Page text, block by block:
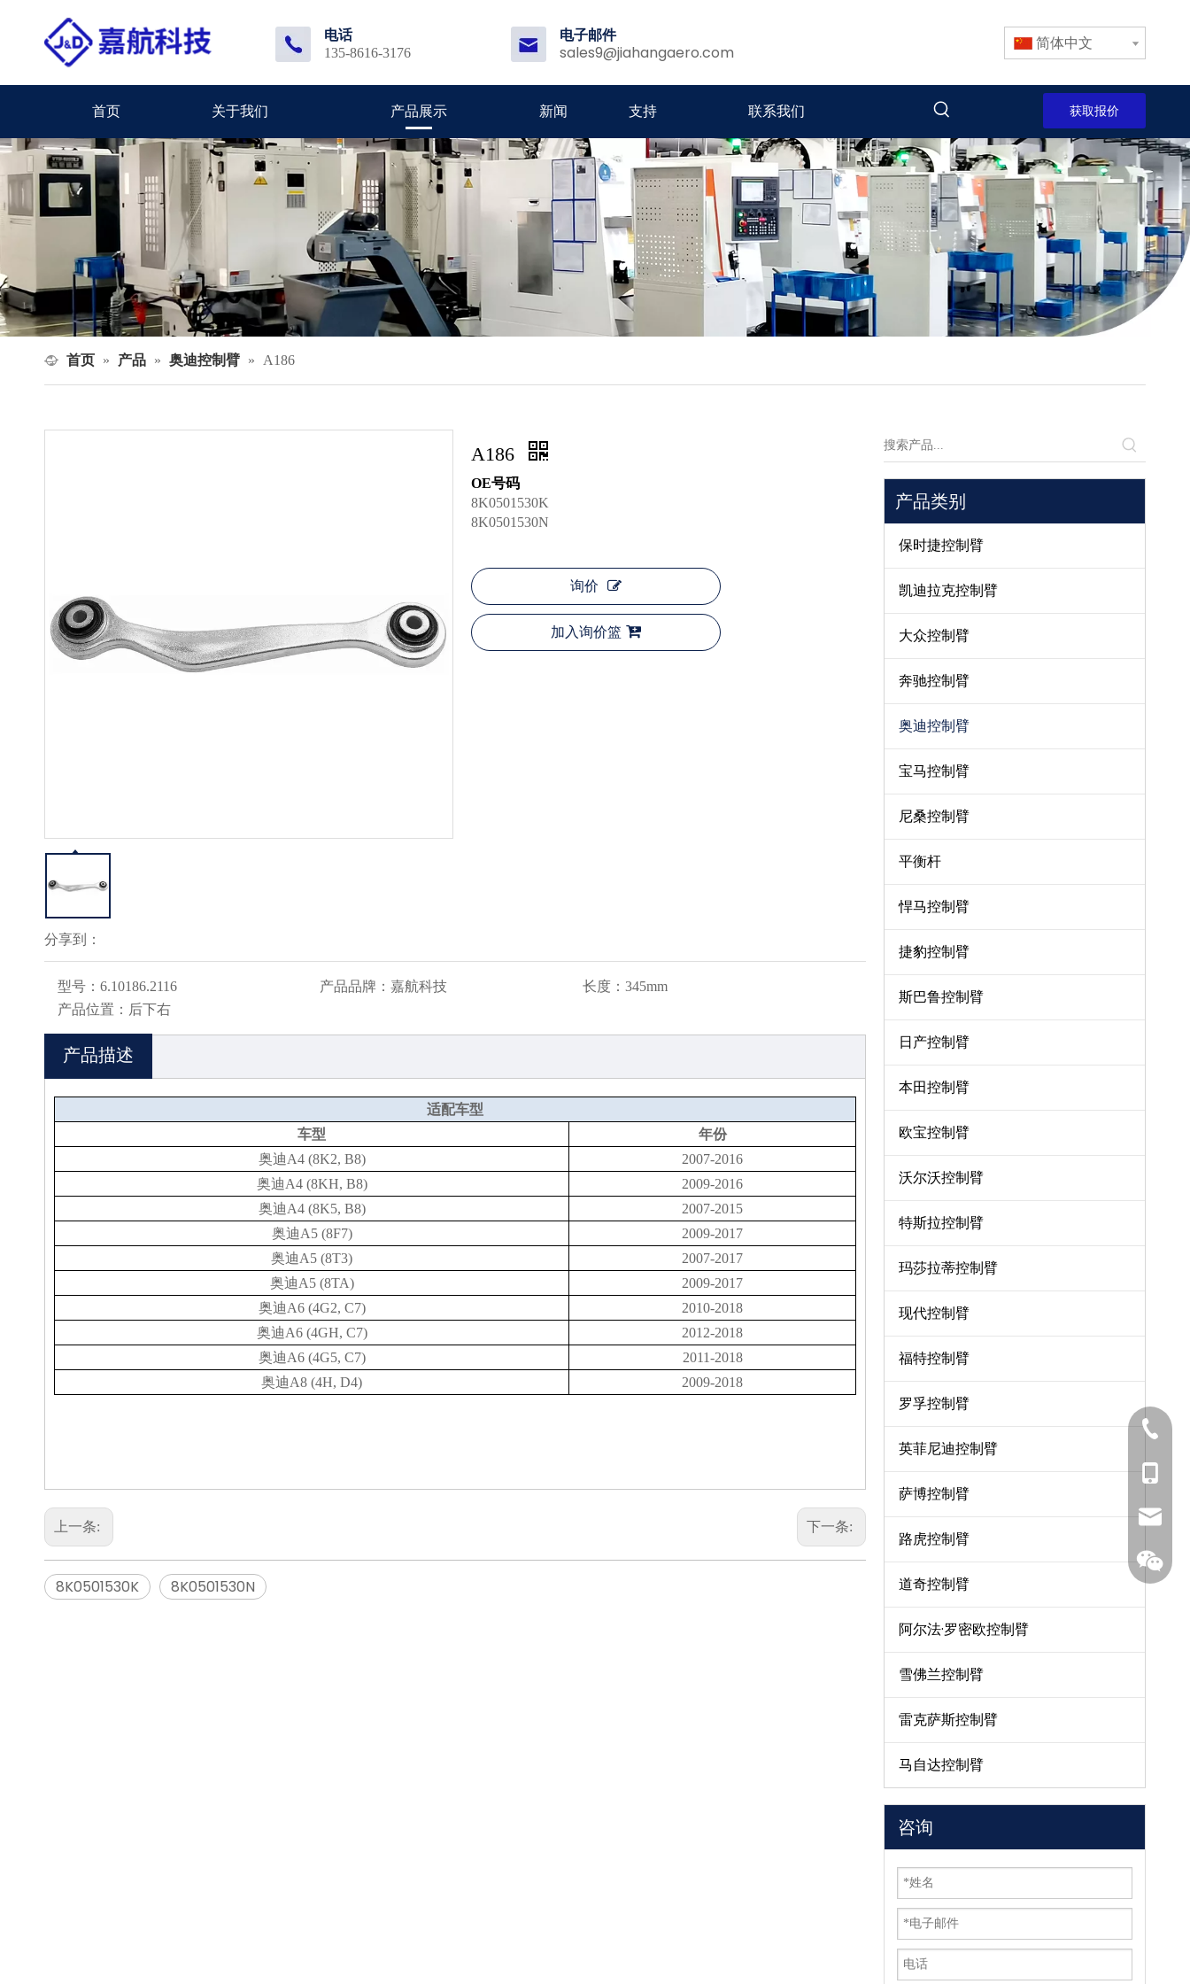
电话
135-8616-3176
电子邮件
sales9@jiahangaero.com 简体中文
首页 关于我们 产品展示 新闻 支持 联系我们 获取报价
首页 » 产品 » 奥迪控制臂 » A186
分享到：
A186
OE号码
8K0501530K
8K0501530N
询价
加入询价篮
型号： 6.10186.2116 产品品牌：嘉航科技 长度： 345mm
产品位置： 后下右
产品描述
适配车型
车型
年份
奥迪A4 (8K2, B8)
2007-2016
奥迪A4 (8KH, B8)
2009-2016
奥迪A4 (8K5, B8)
2007-2015
奥迪A5 (8F7)
2009-2017
奥迪A5 (8T3)
2007-2017
奥迪A5 (8TA)
2009-2017
奥迪A6 (4G2, C7)
2010-2018
奥迪A6 (4GH, C7)
2012-2018
奥迪A6 (4G5, C7)
2011-2018
奥迪A8 (4H, D4)
2009-2018
上一条: 下一条:
8K0501530K 8K0501530N
产品类别
保时捷控制臂
凯迪拉克控制臂
大众控制臂
奔驰控制臂
奥迪控制臂
宝马控制臂
尼桑控制臂
平衡杆
悍马控制臂
捷豹控制臂
斯巴鲁控制臂
日产控制臂
本田控制臂
欧宝控制臂
沃尔沃控制臂
特斯拉控制臂
玛莎拉蒂控制臂
现代控制臂
福特控制臂
罗孚控制臂
英菲尼迪控制臂
萨博控制臂
路虎控制臂
道奇控制臂
阿尔法·罗密欧控制臂
雪佛兰控制臂
雷克萨斯控制臂
马自达控制臂
咨询
0571-